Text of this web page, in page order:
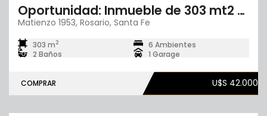
Oportunidad: Inmueble de 303 mt2 totales
Matienzo 1953, Rosario, Santa Fe
303 m2
6 Ambientes
2 Baños
1 Garage
COMPRAR U$S 42.000